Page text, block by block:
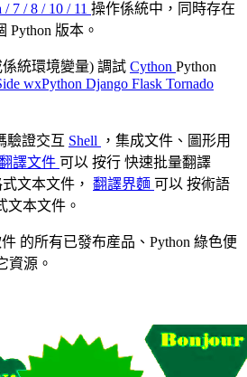
7 / 8 / 10 / 11 操作係統中，同時存在
Python 版本。
統環境變量) 調試 Cython Python
wxPython Django Flask Tornado
驗證交互 Shell
，集成文件、圖形用
譯文件 可以 按行 快速批量翻譯
文本文件， 翻譯界麵 可以 按術語
文本文件。
的所有已發布産品、Python 綠色便
資源。